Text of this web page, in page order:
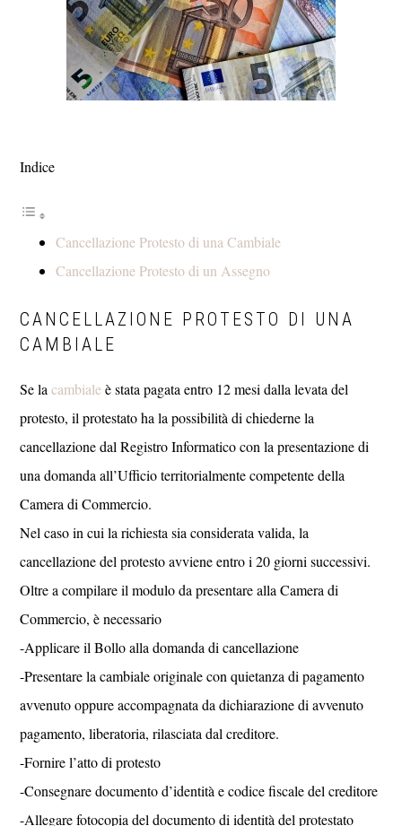
Indice
Cancellazione Protesto di una Cambiale
Cancellazione Protesto di un Assegno
CANCELLAZIONE PROTESTO DI UNA
CAMBIALE
Se lacambialeè stata pagata entro 12 mesi dalla levata del
protesto, il protestato ha la possibilità di chiederne la
cancellazione dal Registro Informatico con la presentazione di
una domanda all’Ufficio territorialmente competente della
Camera di Commercio.
Nel caso in cui la richiesta sia considerata valida, la
cancellazione del protesto avviene entro i 20 giorni successivi.
Oltre a compilare il modulo da presentare alla Camera di
Commercio, è necessario
-Applicare il Bollo alla domanda di cancellazione
-Presentare la cambiale originale con quietanza di pagamento
avvenuto oppure accompagnata da dichiarazione di avvenuto
pagamento, liberatoria, rilasciata dal creditore.
-Fornire l’atto di protesto
-Consegnare documento d’identità e codice fiscale del creditore
-Allegare fotocopia del documento di identità del protestato